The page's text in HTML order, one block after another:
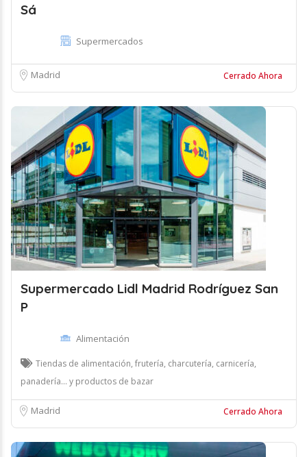
Sá
Supermercados
Madrid Cerrado Ahora
Supermercado Lidl Madrid Rodríguez San
P
Alimentación
Tiendas de alimentación, frutería, charcutería, carnicería,
panadería... y productos de bazar
Madrid Cerrado Ahora